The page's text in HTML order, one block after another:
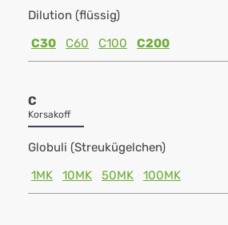
Dilution (flüssig)
C30
C60 C100 C200
C
Korsakoff
Globuli (Streukügelchen)
1MK
10MK 50MK 100MK